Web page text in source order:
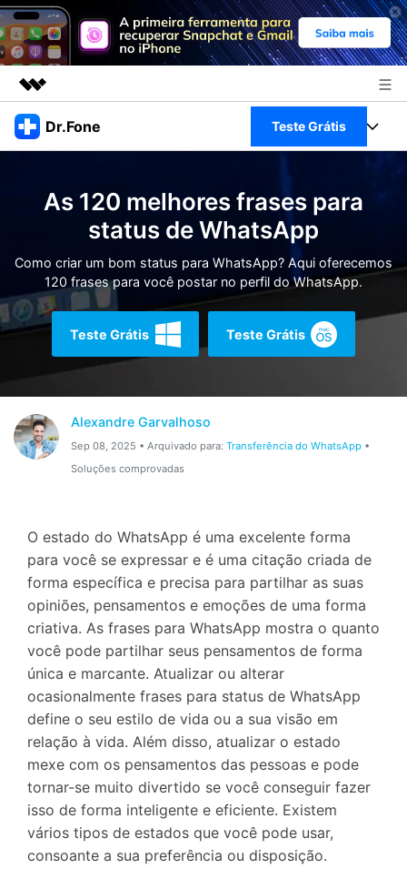
Produtos em destaque
Visão geral
Sobre nós
Sala de imprensa
Loja
Dr.Fone Teste Grátis
Veja Toolkit Completo >
Para PC
Para Celular
Ver Todos Os Aplicativos
Guia & Suporte
Ações rápidas
Recursos
Transferir Dados
Gerenciador de dados
Reparar Celular
Encontre Mais Soluções
Entrar
As 120 melhores frases para
status de WhatsApp
Como criar um bom status para WhatsApp? Aqui oferecemos
120 frases para você postar no perfil do WhatsApp.
Teste Grátis Teste Grátis
Alexandre Garvalhoso
Sep 08, 2025 • Arquivado para: Transferência do WhatsApp•
Soluções comprovadas
O estado do WhatsApp é uma excelente forma
para você se expressar e é uma citação criada de
forma específica e precisa para partilhar as suas
opiniões, pensamentos e emoções de uma forma
criativa. As frases para WhatsApp mostra o quanto
você pode partilhar seus pensamentos de forma
única e marcante. Atualizar ou alterar
ocasionalmente frases para status de WhatsApp
define o seu estilo de vida ou a sua visão em
relação à vida. Além disso, atualizar o estado
mexe com os pensamentos das pessoas e pode
tornar-se muito divertido se você conseguir fazer
isso de forma inteligente e eficiente. Existem
vários tipos de estados que você pode usar,
consoante a sua preferência ou disposição.